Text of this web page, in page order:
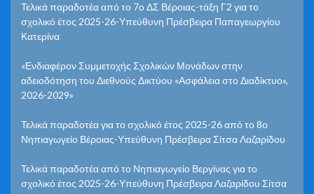
Τελικά παραδοτέα από το 7ο ΔΣ Βέροιας-τάξη Γ2 για το
σχολικό έτος 2025-26-Υπεύθυνη Πρέσβειρα Παπαγεωργίου
Κατερίνα
«Ενδιαφέρον Συμμετοχής Σχολικών Μονάδων στην
αδειοδότηση του Διεθνούς Δικτύου «Ασφάλεια στο Διαδίκτυο»,
2026-2029»
Τελικά παραδοτέα για το σχολικό έτος 2025-26 από το 8ο
Νηπιαγωγείο Βέροιας-Υπεύθυνη Πρέσβειρα Σίτσα Λαζαρίδου
Τελικά παραδοτέα από το Νηπιαγωγείο Βεργίνας για το
σχολικό έτος 2025-26-Υπεύθυνη Πρέσβειρα Λαζαρίδου Σίτσα